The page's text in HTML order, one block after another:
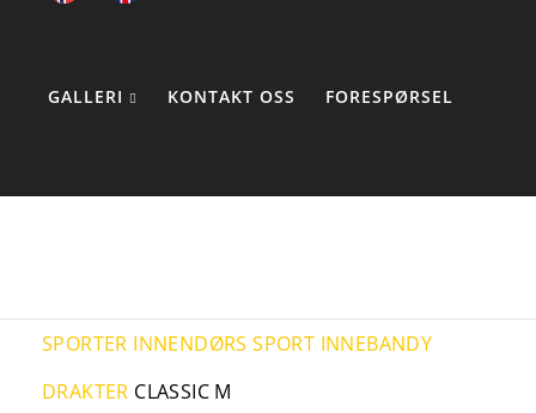
GALLERI KONTAKT OSS FORESPØRSEL
SPORTER INNENDØRS SPORT INNEBANDY
DRAKTER CLASSIC M